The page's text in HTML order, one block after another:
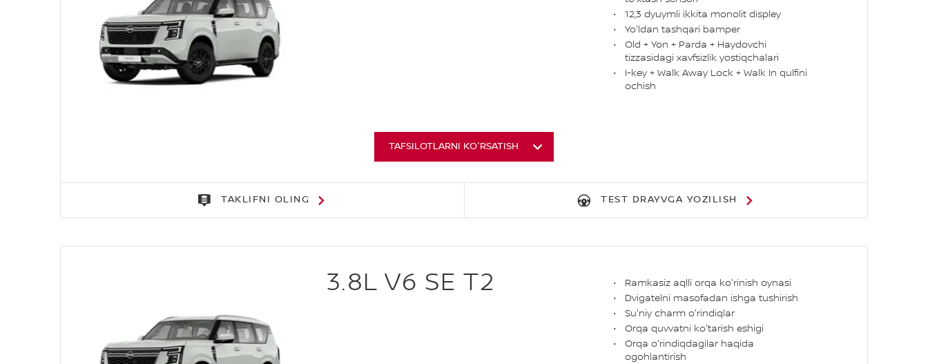
12,3 dyuymli ikkita monolit displey
Yo'ldan tashqari bamper
Old + Yon + Parda + Haydovchi
tizzasidagi xavfsizlik yostiqchalari
I-key + Walk Away Lock + Walk In qulfini
ochish
TAFSILOTLARNI KO'RSATISH
TAKLIFNI OLING TEST DRAYVGA YOZILISH
3.8L V6 SE T2
Ramkasiz aqlli orqa ko'rinish oynasi
Dvigatelni masofadan ishga tushirish
Su'niy charm o'rindiqlar
Orqa quvvatni ko'tarish eshigi
Orqa oʻrindiqdagilar haqida
ogohlantirish